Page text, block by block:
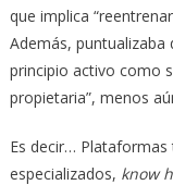
que implica
Además, puntualizaba
principio activo como
propietaria”, menos
Es decir…
especializados, know